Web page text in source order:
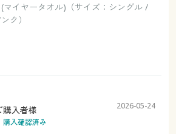
マイヤータオル)（サイズ：シングル /
ク）
購入者様
購入確認済み
2026-05-24